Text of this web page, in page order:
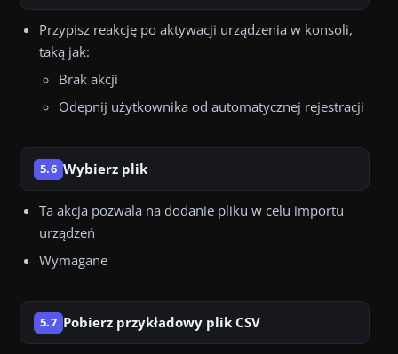
Przypisz reakcję po aktywacji urządzenia w konsoli,
taką jak:
Brak akcji
Odepnij użytkownika od automatycznej rejestracji
5.6 Wybierz plik
Ta akcja pozwala na dodanie pliku w celu importu
urządzeń
Wymagane
5.7 Pobierz przykładowy plik CSV